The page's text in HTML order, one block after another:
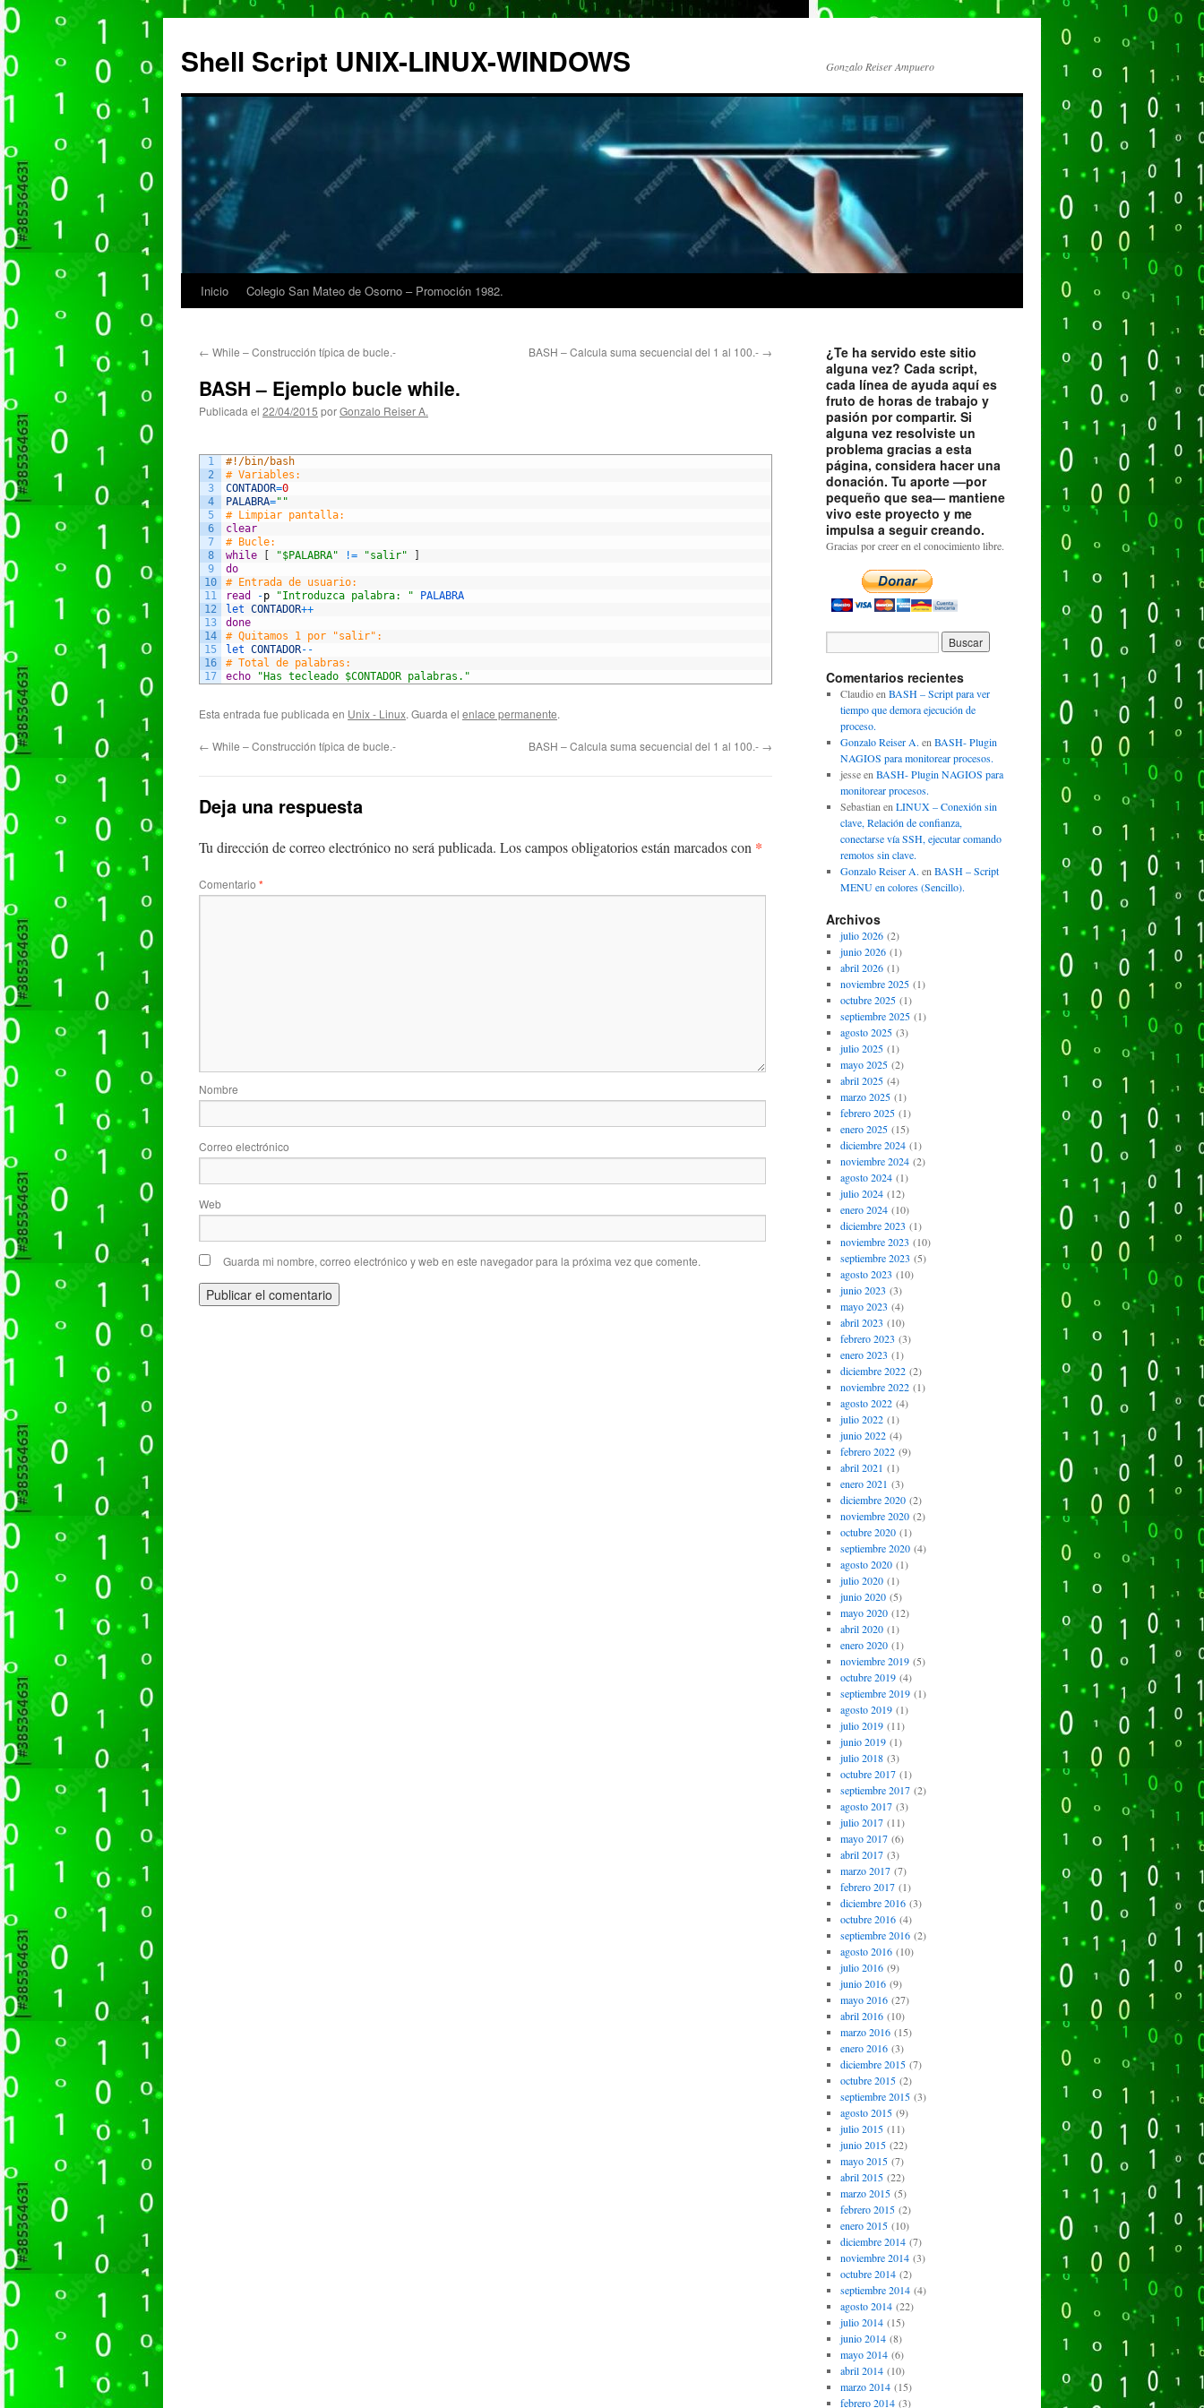
contenido
Shell Script UNIX-LINUX-WINDOWS Gonzalo Reiser Ampuero
Inicio Colegio San Mateo de Osorno – Promoción 1982.
← While – Construcción típica de bucle.- BASH – Calcula suma secuencial del 1 al 100.- →
BASH – Ejemplo bucle while.
Publicada el 22/04/2015 porGonzalo Reiser A.
1
2
3
4
5
6
7
8
9
10
11
12
13
14
15
16
17
#!/bin/bash
# Variables:
CONTADOR=0
PALABRA=""
# Limpiar pantalla:
clear
# Bucle:
while
"$PALABRA" != "salir"
do
# Entrada de usuario:
read
-p "Introduzca palabra: "
PALABRA
let CONTADOR++
done
# Quitamos 1 por "salir":
let CONTADOR--
# Total de palabras:
echo
"Has tecleado $CONTADOR palabras."
Esta entrada fue publicada en Unix - Linux. Guarda el enlace permanente.
← While – Construcción típica de bucle.- BASH – Calcula suma secuencial del 1 al 100.- →
Deja una respuesta
Tu dirección de correo electrónico no será publicada. Los campos obligatorios están marcados con *
Comentario *
Nombre
Correo electrónico
Web
Guarda mi nombre, correo electrónico y web en este navegador para la próxima vez que comente.
¿Te ha servido este sitio
alguna vez? Cada script,
cada línea de ayuda aquí es
fruto de horas de trabajo y
pasión por compartir. Si
alguna vez resolviste un
problema gracias a esta
página, considera hacer una
donación. Tu aporte —por
pequeño que sea— mantiene
vivo este proyecto y me
impulsa a seguir creando.
Gracias por creer en el conocimiento libre.
Comentarios recientes
Claudioen BASH – Script para ver
tiempo que demora ejecución de
proceso.
Gonzalo Reiser A. en BASH- Plugin
NAGIOS para monitorear procesos.
jesseen BASH- Plugin NAGIOS para
monitorear procesos.
Sebastian en LINUX – Conexión sin
clave, Relación de confianza,
conectarse vía SSH, ejecutar comando
remotos sin clave.
Gonzalo Reiser A. en BASH – Script
MENU en colores (Sencillo).
Archivos
julio 2026(2)
junio 2026(1)
abril 2026(1)
noviembre 2025(1)
octubre 2025(1)
septiembre 2025(1)
agosto 2025(3)
julio 2025(1)
mayo 2025(2)
abril 2025(4)
marzo 2025(1)
febrero 2025(1)
enero 2025(15)
diciembre 2024(1)
noviembre 2024(2)
agosto 2024(1)
julio 2024(12)
enero 2024(10)
diciembre 2023 (1)
noviembre 2023 (10)
septiembre 2023 (5)
agosto 2023 (10)
junio 2023 (3)
mayo 2023 (4)
abril 2023 (10)
febrero 2023 (3)
enero 2023 (1)
diciembre 2022(2)
noviembre 2022(1)
agosto 2022(4)
julio 2022(1)
junio 2022(4)
febrero 2022(9)
abril 2021 (1)
enero 2021 (3)
diciembre 2020(2)
noviembre 2020(2)
octubre 2020(1)
septiembre 2020(4)
agosto 2020(1)
julio 2020(1)
junio 2020(5)
mayo 2020(12)
abril 2020(1)
enero 2020(1)
noviembre 2019(5)
octubre 2019(4)
septiembre 2019(1)
agosto 2019(1)
julio 2019(11)
junio 2019(1)
julio 2018(3)
octubre 2017(1)
septiembre 2017(2)
agosto 2017(3)
julio 2017(11)
mayo 2017(6)
abril 2017(3)
marzo 2017(7)
febrero 2017(1)
diciembre 2016(3)
octubre 2016(4)
septiembre 2016(2)
agosto 2016(10)
julio 2016(9)
junio 2016(9)
mayo 2016(27)
abril 2016(10)
marzo 2016(15)
enero 2016(3)
diciembre 2015(7)
octubre 2015(2)
septiembre 2015(3)
agosto 2015(9)
julio 2015(11)
junio 2015(22)
mayo 2015(7)
abril 2015(22)
marzo 2015(5)
febrero 2015(2)
enero 2015(10)
diciembre 2014(7)
noviembre 2014(3)
octubre 2014(2)
septiembre 2014(4)
agosto 2014(22)
julio 2014(15)
junio 2014(8)
mayo 2014(6)
abril 2014(10)
marzo 2014(15)
febrero 2014(3)